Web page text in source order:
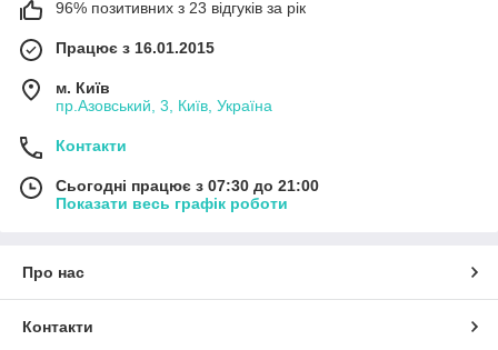
96% позитивних з 23 відгуків за рік
Працює з 16.01.2015
м. Київ
пр.Азовський, 3, Київ, Україна
Контакти
Сьогодні працює з 07:30 до 21:00
Показати весь графік роботи
Про нас
Контакти